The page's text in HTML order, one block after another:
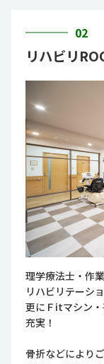
02
リハビリ
理学療法士・作
リハビリテーシ
更にＦitマシン
充実！
骨折などにより